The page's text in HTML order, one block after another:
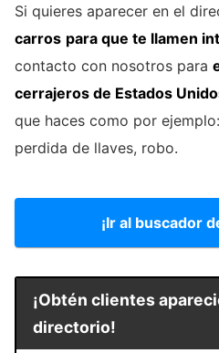
Si quieres aparecer en el
carros para que te llamen
contacto con nosotros para
cerrajeros de Estados
que haces como por
perdida de llaves, robo.
¡Ir al buscador
¡Obtén clientes
directorio!